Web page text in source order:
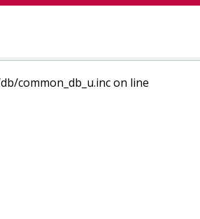
common_db_u.inc on line